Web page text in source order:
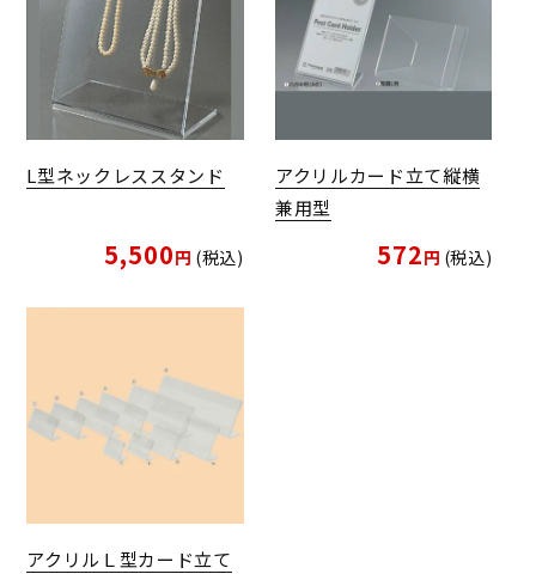
L型ネックレススタンド
5,500 税込
アクリルカード立て縦横
兼用型
572 税込
アクリルＬ型カード立て